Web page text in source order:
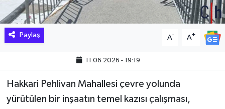
Paylaş A- A+
11.06.2026 - 19:19
Hakkari Pehlivan Mahallesi çevre yolunda
yürütülen bir inşaatın temel kazısı çalışması,
KÜLTÜR SANAT
MAGAZİN
POLİTİKA